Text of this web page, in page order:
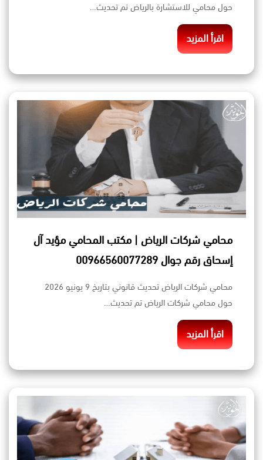
حول محامي للاستشارة بالرياض تم تحديث…
اقرأ المزيد
محامي شركات الرياض | مكتب المحامي مؤيد آل
إسحاق رقم جوال 00966560077289
محامي شركات الرياض تحديث قانوني بتاريخ 9 يونيو 2026
حول محامي شركات الرياض تم تحديث…
اقرأ المزيد